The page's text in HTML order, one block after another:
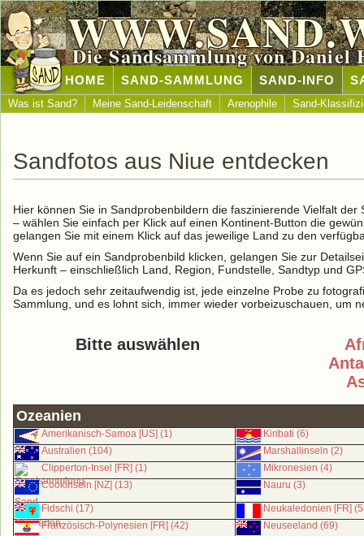
Die Sandsammlung von Daniel
HOME SAND-SAMMLUNG SAND-INFO
Was ist Sand? Meine Sand-Leidenschaft Arenophile Sand-
Sandfotos aus Niue entdecken
Hier können Sie in Sandprobenbildern die faszinierende Vielfalt
– wählen Sie einfach per Klick auf einen Kontinent-Button die
gelangen Sie mit einem Klick auf das jeweilige Land zu den
Wenn Sie auf ein Sandprobenbild klicken, gelangen Sie zur
Herkunft – einschließlich Land, Region, Fundstelle, Sandtyp und
Da es jedoch sehr zeitaufwendig ist, jede einzelne Probe zu
Sammlung, und es lohnt sich, immer wieder vorbeizuschauen, um
Bitte auswählen
Ozeanien
Amerikanisch-Samoa [US] (1)
Kiribati (6)
Australien (104)
Marshallinseln (2)
Clipperton-Insel [FR] (1)
Mikronesien (4)
Cookinseln [NZ] (13)
Nauru (3)
Fidschi (17)
Neukaledonien [FR]
Französisch-Polynesien [FR] (42)
Neuseeland (69)